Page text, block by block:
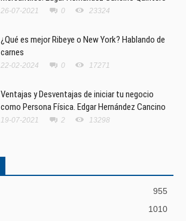
26-07-2021 0 23324
¿Qué es mejor Ribeye o New York? Hablando de
carnes
22-02-2024 0 17271
Ventajas y Desventajas de iniciar tu negocio
como Persona Física. Edgar Hernández Cancino
19-07-2021 2 13298
955
1010